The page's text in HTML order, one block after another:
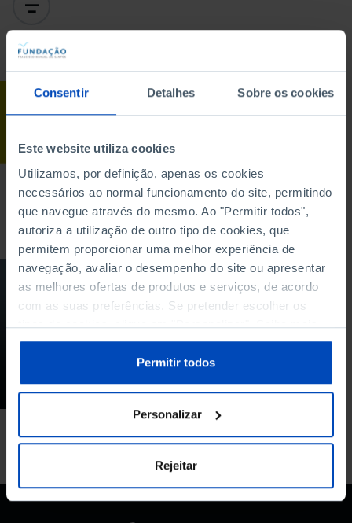
Consentir Detalhes Sobre os cookies
Este website utiliza cookies
Utilizamos, por definição, apenas os cookies
necessários ao normal funcionamento do site, permitindo
que navegue através do mesmo. Ao "Permitir todos",
autoriza a utilização de outro tipo de cookies, que
permitem proporcionar uma melhor experiência de
navegação, avaliar o desempenho do site ou apresentar
as melhores ofertas de produtos e serviços, de acordo
com as suas preferências. Se pretender escolher os
tipos de cookies, clique em "Personalizar". Saiba mais
sobre cookies através da gestão de preferências ou da
Política de Cookies.
Permitir todos
Personalizar
Rejeitar
CONFERÊNCIA
humana
22/10/2019
114 MIN
Estaremos perante
30 MIN